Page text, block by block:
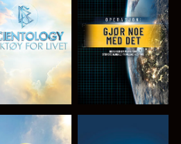
UTFORSK
SERIEN
SE